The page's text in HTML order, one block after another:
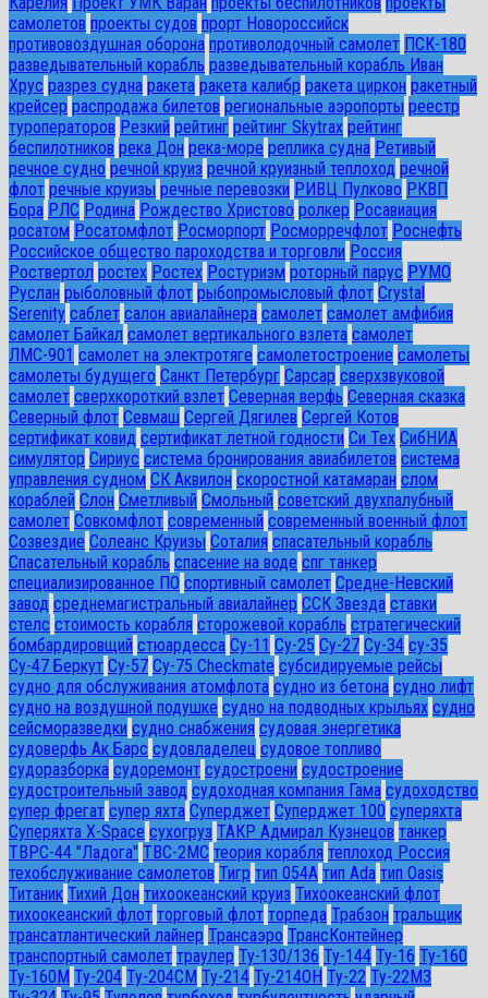
самолетов проекты судов прорт Новороссийск
противовоздушная оборона противолодочный самолет ПСК-180
разведывательный корабль разведывательный корабль Иван
Хрус разрез судна ракета ракета калибр ракета циркон ракетный
крейсер распродажа билетов региональные аэропорты реестр
туроператоров Резкий рейтинг рейтинг Skytrax рейтинг
беспилотников река Дон река-море реплика судна Ретивый
речное судно речной круиз речной круизный теплоход речной
флот речные круизы речные перевозки РИВЦ Пулково РКВП
Бора РЛС Родина Рождество Христово ролкер Росавиация
росатом Росатомфлот Росморпорт Росморречфлот Роснефть
Российское общество пароходства и торговли Россия
Роствертол ростех Ростех Ростуризм роторный парус РУМО
Руслан рыболовный флот рыбопромысловый флот Сrystal
Serenity саблет салон авиалайнера самолет самолет амфибия
самолет Байкал самолет вертикального взлета самолет
ЛМС-901 самолет на электротяге самолетостроение самолеты
самолеты будущего Санкт Петербург Сарсар сверхзвуковой
самолет сверхкороткий взлет Северная верфь Северная сказка
Северный флот Севмаш Сергей Дягилев Сергей Котов
сертификат ковид сертификат летной годности Си Тех СибНИА
симулятор Сириус система бронирования авиабилетов система
управления судном СК Аквилон скоростной катамаран слом
кораблей Слон Сметливый Смольный советский двухпалубный
самолет Совкомфлот современный современный военный флот
Созвездие Солеанс Круизы Соталия спасательный корабль
Спасательный корабль спасение на воде спг танкер
специализированное ПО спортивный самолет Средне-Невский
завод среднемагистральный авиалайнер ССК Звезда ставки
стелс стоимость корабля сторожевой корабль стратегический
бомбардировщий стюардесса Су-11 Су-25 Су-27 Су-34 су-35
Су-47 Беркут Су-57 Су-75 Checkmate субсидируемые рейсы
судно для обслуживания атомфлота судно из бетона судно лифт
судно на воздушной подушке судно на подводных крыльях судно
сейсморазведки судно снабжения судовая энергетика
судоверфь Ак Барс судовладелец судовое топливо
судоразборка судоремонт судостроени судостроение
судостроительный завод судоходная компания Гама судоходство
супер фрегат супер яхта Суперджет Суперджет 100 суперяхта
Суперяхта X-Space сухогруз ТАКР Адмирал Кузнецов танкер
ТВРС-44 "Ладога" ТВС-2МС теория корабля теплоход Россия
техобслуживание самолетов Тигр тип 054А тип Ada тип Oasis
Титаник Тихий Дон тихоокеанский круиз Тихоокеанский флот
тихоокеанский флот торговый флот торпеда Трабзон тральщик
трансатлантический лайнер Трансаэро ТрансКонтейнер
транспортный самолет траулер Ту-130/136 Ту-144 Ту-16 Ту-160
Ту-160М Ту-204 Ту-204СМ Ту-214 Ту-214ОН Ту-22 Ту-22М3